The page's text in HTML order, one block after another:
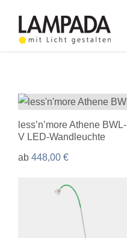
content
less’n’more Athene BWL-
V LED-Wandleuchte
ab 448,00 €